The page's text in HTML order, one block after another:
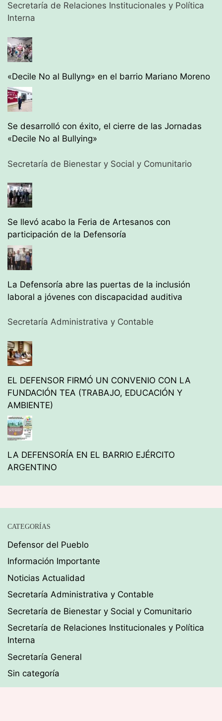
Secretaría de Relaciones Institucionales y Política
Interna
«Decile No al Bullyng» en el barrio Mariano Moreno
Se desarrolló con éxito, el cierre de las Jornadas
«Decile No al Bullying»
Secretaría de Bienestar y Social y Comunitario
Se llevó acabo la Feria de Artesanos con
participación de la Defensoría
La Defensoría abre las puertas de la inclusión
laboral a jóvenes con discapacidad auditiva
Secretaría Administrativa y Contable
EL DEFENSOR FIRMÓ UN CONVENIO CON LA
FUNDACIÓN TEA (TRABAJO, EDUCACIÓN Y
AMBIENTE)
LA DEFENSORÍA EN EL BARRIO EJÉRCITO
ARGENTINO
CATEGORÍAS
Defensor del Pueblo
Información Importante
Noticias Actualidad
Secretaría Administrativa y Contable
Secretaría de Bienestar y Social y Comunitario
Secretaría de Relaciones Institucionales y Política
Interna
Secretaría General
Sin categoría